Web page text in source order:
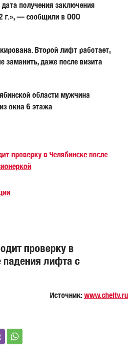
получения заключения
г.», — сообщили в ООО
Второй лифт работает,
заманить, даже после визита
области мужчина
окна 6 этажа
проверку в Челябинске после
проверку в
падения лифта с
Источник: www.cheltv.ru